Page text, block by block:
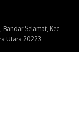
Bandar Selamat, Kec.
Utara 20223